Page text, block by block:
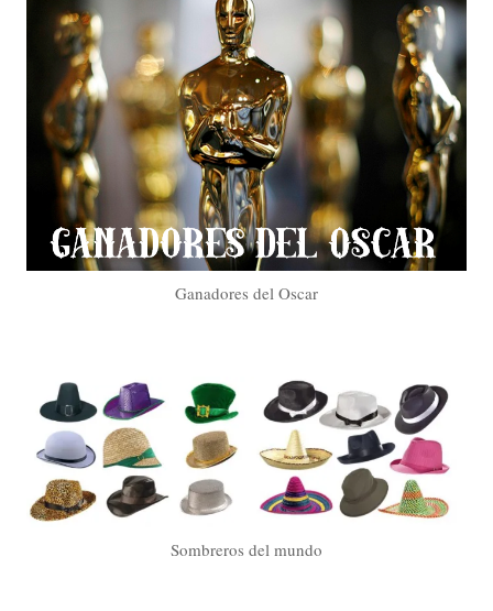
Ganadores del Oscar
Sombreros del mundo